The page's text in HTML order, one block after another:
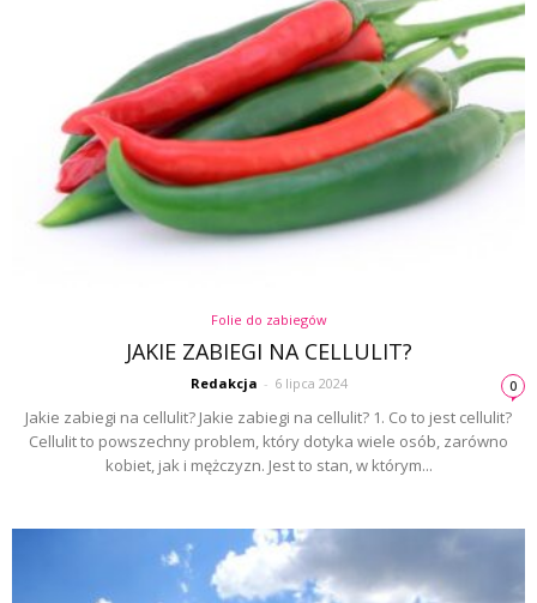
Folie do zabiegów
JAKIE ZABIEGI NA CELLULIT?
Redakcja - 6 lipca 2024 0
Jakie zabiegi na cellulit? Jakie zabiegi na cellulit? 1. Co to jest cellulit?
Cellulit to powszechny problem, który dotyka wiele osób, zarówno
kobiet, jak i mężczyzn. Jest to stan, w którym...